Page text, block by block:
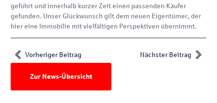
geführt und innerhalb kurzer Zeit einen passenden Käufer
gefunden. Unser Glückwunsch gilt dem neuen Eigentümer, der
hier eine Immobilie mit vielfältigen Perspektiven übernimmt.
Vorheriger Beitrag Nächster Beitrag
Zur News-Übersicht